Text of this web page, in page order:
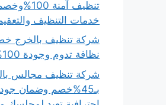
خدمات التنظيف
نظافة تدوم وجودة 100% اتصل بنا الان
شركة تنظيف مجالس
بـ45%خصم وضمان